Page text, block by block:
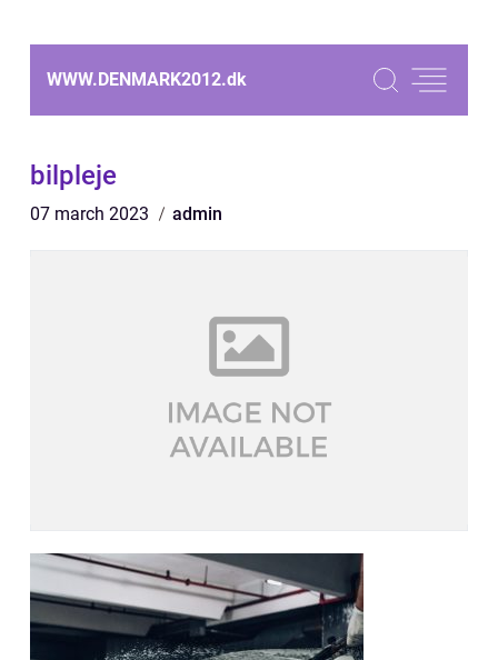
WWW.DENMARK2012.dk
bilpleje
07 march 2023 admin